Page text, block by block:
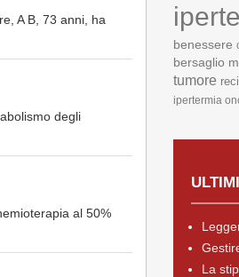
A B, 73 anni, ha
degli
al 50%
benessere
bersaglio
tumore
ipertermia
La